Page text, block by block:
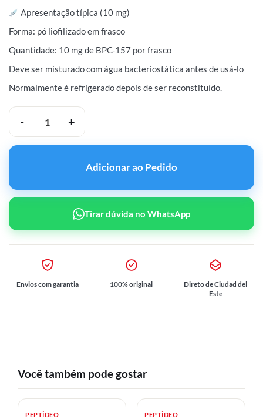
Apresentação típica (10 mg)
Forma: pó liofilizado em frasco
Quantidade: 10 mg de BPC-157 por frasco
Deve ser misturado com água bacteriostática antes de usá-lo
Normalmente é refrigerado depois de ser reconstituído.
SafeLabs BPC-157 10mg quantidade
Adicionar ao Pedido
Tirar dúvida no WhatsApp
Envios com garantia 100% original
Direto de Ciudad del
Este
Você também pode gostar
PEPTÍDEO PEPTÍDEO